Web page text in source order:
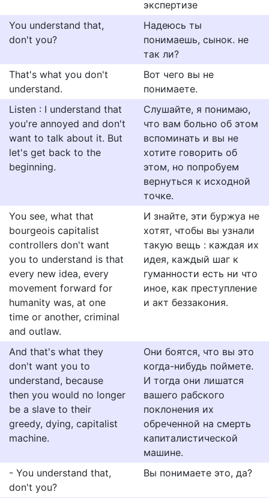
экспертизе
You understand that,
don't you?
Надеюсь ты
понимаешь, сынок. не
так ли?
That's what you don't
understand.
Вот чего вы не
понимаете.
Listen : I understand that
you're annoyed and don't
want to talk about it. But
let's get back to the
beginning.
Слушайте, я понимаю,
что вам больно об этом
вспоминать и вы не
хотите говорить об
этом, но попробуем
вернуться к исходной
точке.
You see, what that
bourgeois capitalist
controllers don't want
you to understand is that
every new idea, every
movement forward for
humanity was, at one
time or another, criminal
and outlaw.
И знайте, эти буржуа не
хотят, чтобы вы узнали
такую вещь : каждая их
идея, каждый шаг к
гуманности есть ни что
иное, как преступление
и акт беззакония.
And that's what they
don't want you to
understand, because
then you would no longer
be a slave to their
greedy, dying, capitalist
machine.
Они боятся, что вы это
когда-нибудь поймете.
И тогда они лишатся
вашего рабского
поклонения их
обреченной на смерть
капиталистической
машине.
- You understand that,
don't you?
Вы понимаете это, да?